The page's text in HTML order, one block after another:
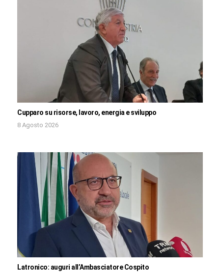
Cupparo su risorse, lavoro, energia e sviluppo
8 Agosto 2026
Latronico: auguri all’Ambasciatore Cospito